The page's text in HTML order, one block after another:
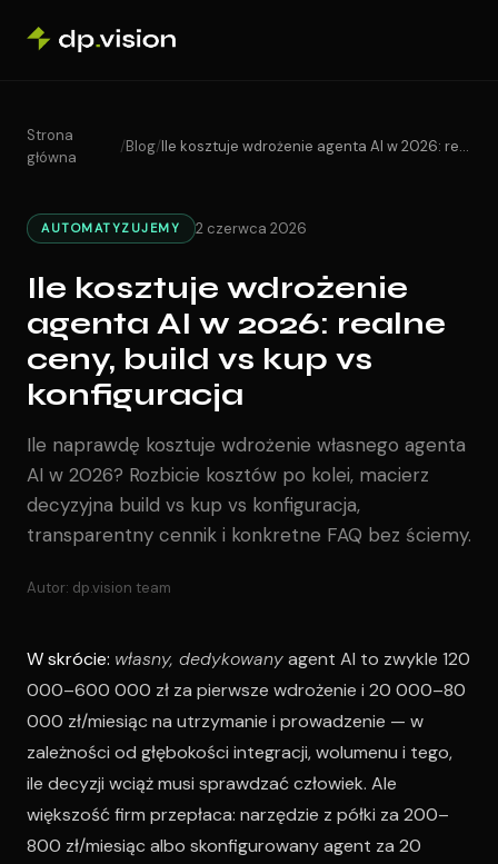
Strona
główna
/Blog/ Ile kosztuje wdrożenie agenta AI w 2026: realne ceny, build vs kup vs konfiguracja
AUTOMATYZUJEMY 2 czerwca 2026
Ile kosztuje wdrożenie
agenta AI w 2026: realne
ceny, build vs kup vs
konfiguracja
Ile naprawdę kosztuje wdrożenie własnego agenta
AI w 2026? Rozbicie kosztów po kolei, macierz
decyzyjna build vs kup vs konfiguracja,
transparentny cennik i konkretne FAQ bez ściemy.
Autor: dp.vision team
W skrócie: własny, dedykowanyagent AI to zwykle 120
000–600 000 zł za pierwsze wdrożenie i 20 000–80
000 zł/miesiąc na utrzymanie i prowadzenie — w
zależności od głębokości integracji, wolumenu i tego,
ile decyzji wciąż musi sprawdzać człowiek. Ale
większość firm przepłaca: narzędzie z półki za 200–
800 zł/miesiąc albo skonfigurowany agent za 20